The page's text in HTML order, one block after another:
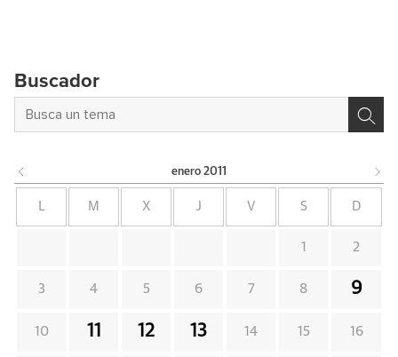
Buscador
enero 2011
L M X J V S D
1 2
3 4 5 6 7 8 9
10 11 12 13 14 15 16